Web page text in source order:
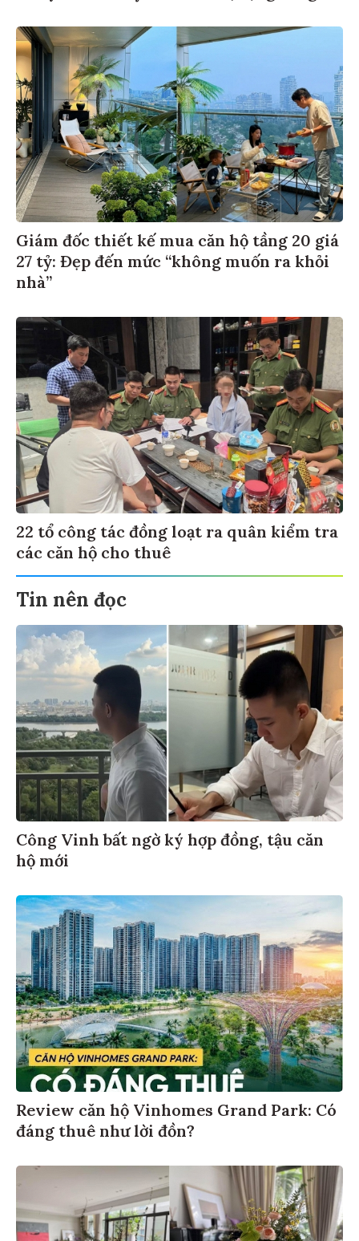
Giám đốc thiết kế mua căn hộ tầng 20 giá
27 tỷ: Đẹp đến mức “không muốn ra khỏi
nhà”
22 tổ công tác đồng loạt ra quân kiểm tra
các căn hộ cho thuê
Tin nên đọc
Công Vinh bất ngờ ký hợp đồng, tậu căn
hộ mới
Review căn hộ Vinhomes Grand Park: Có
đáng thuê như lời đồn?